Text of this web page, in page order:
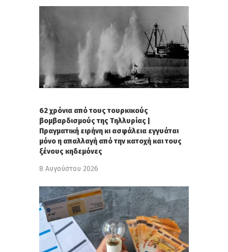
62 χρόνια από τους τουρκικούς
βομβαρδισμούς της Τηλλυρίας |
Πραγματική ειρήνη κι ασφάλεια εγγυάται
μόνο η απαλλαγή από την κατοχή και τους
ξένους κηδεμόνες
8 Αυγούστου 2026